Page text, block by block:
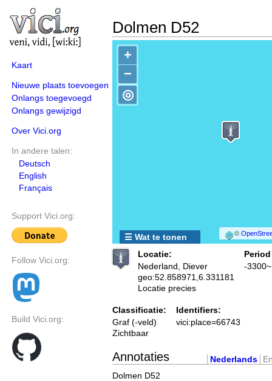
Kaart
Nieuwe plaats toevoegen
Onlangs toegevoegd
Onlangs gewijzigd
Over Vici.org
In andere talen:
Deutsch
English
Français
Support Vici.org:
Follow Vici.org:
Build Vici.org:
Dolmen D52
+
−
©
◎
☰ Wat te tonen
Locatie:
Nederland, Diever
geo:52.858971,6.331181
Locatie precies
-
Classificatie:
Graf (-veld)
Zichtbaar
Identifiers:
vici:place=66743
Annotaties Nederlands
Dolmen D52